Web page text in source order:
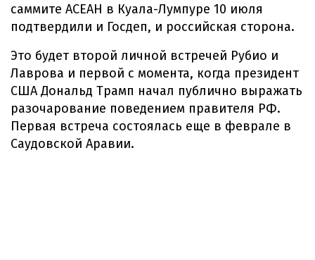
саммите АСЕАН в Куала-Лумпуре 10 июля
подтвердили и Госдеп, и российская сторона.
Это будет второй личной встречей Рубио и
Лаврова и первой с момента, когда президент
США Дональд Трамп начал публично выражать
разочарование поведением правителя РФ.
Первая встреча состоялась еще в феврале в
Саудовской Аравии.